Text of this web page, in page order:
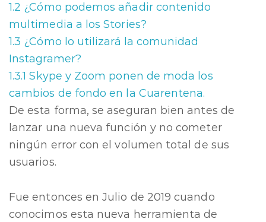
1.2 ¿Cómo podemos añadir contenido
multimedia a los Stories?
1.3 ¿Cómo lo utilizará la comunidad
Instagramer?
1.3.1 Skype y Zoom ponen de moda los
cambios de fondo en la Cuarentena.
De esta forma, se aseguran bien antes de
lanzar una nueva función y no cometer
ningún error con el volumen total de sus
usuarios.
Fue entonces en Julio de 2019 cuando
conocimos esta nueva herramienta de